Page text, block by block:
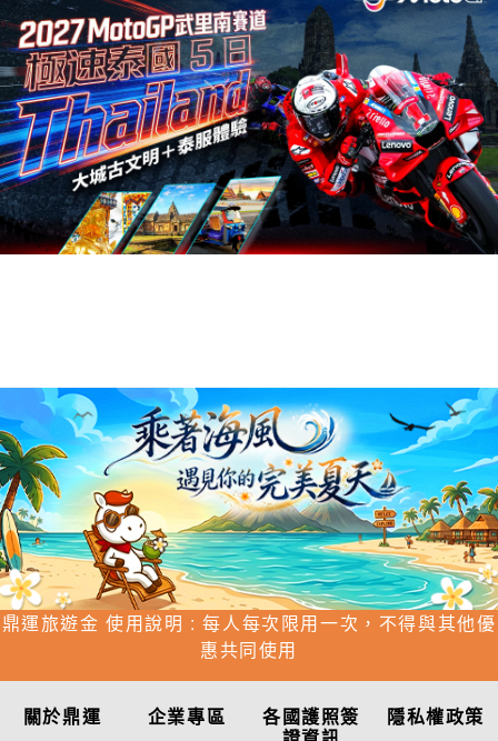
鼎運旅遊金 使用說明 : 每人每次限用一次，不得與其他優
惠共同使用
關於鼎運 企業專區
各國護照簽
隱私權政策